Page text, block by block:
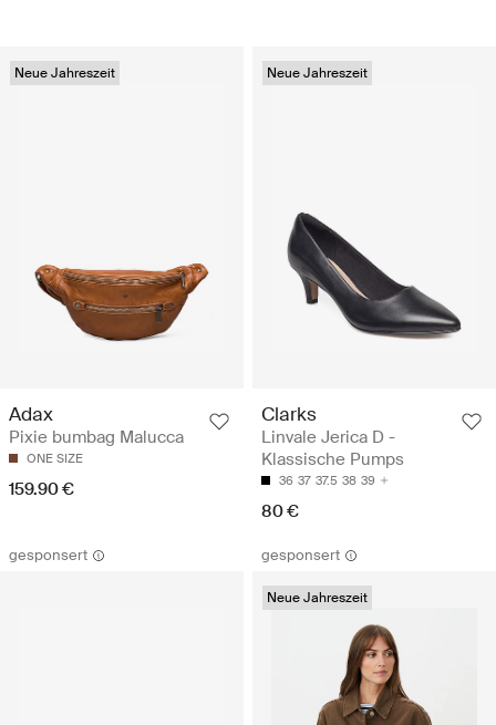
Neue Jahreszeit
Adax
Pixie bumbag Malucca
ONE SIZE
159.90 €
Neue Jahreszeit
Clarks
Linvale Jerica D -
Klassische Pumps
36 37 37.5 38 39
80 €
gesponsert gesponsert
Neue Jahreszeit